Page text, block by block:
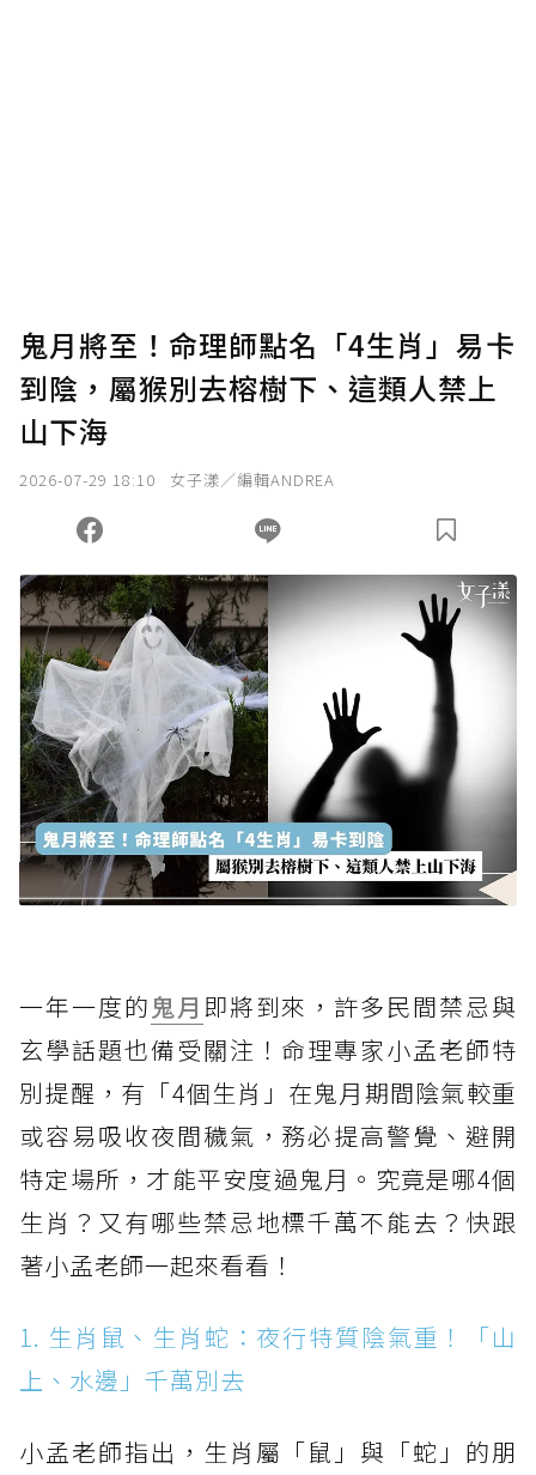
鬼月將至！命理師點名「4生肖」易卡
到陰，屬猴別去榕樹下、這類人禁上
山下海
2026-07-29 18:10 女子漾／編輯ANDREA
一年一度的鬼月 即將到來，許多民間禁忌與
玄學話題也備受關注！命理專家小孟老師特
別提醒，有「4個生肖」在鬼月期間陰氣較重
或容易吸收夜間穢氣，務必提高警覺、避開
特定場所，才能平安度過鬼月。究竟是哪4個
生肖？又有哪些禁忌地標千萬不能去？快跟
著小孟老師一起來看看！
1. 生肖鼠、生肖蛇：夜行特質陰氣重！「山
上、水邊」千萬別去
小孟老師指出，生肖屬「鼠」與「蛇」的朋